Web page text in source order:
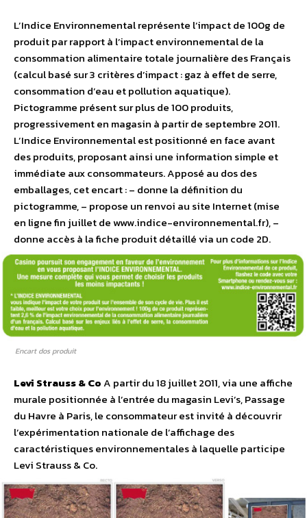
L’Indice Environnemental représente l’impact de 100g de
produit par rapport à l’impact environnemental de la
consommation alimentaire totale journalière des Français
(calcul basé sur 3 critères d’impact : gaz à effet de serre,
consommation d’eau et pollution aquatique).
Pictogramme présent sur plus de 100 produits,
progressivement en magasin à partir de septembre 2011.
L’Indice Environnemental est positionné en face avant
des produits, proposant ainsi une information simple et
immédiate aux consommateurs. Apposé au dos des
emballages, cet encart : – donne la définition du
pictogramme, – propose un renvoi au site Internet (mise
en ligne fin juillet de www.indice-environnemental.fr), –
donne accès à la fiche produit détaillé via un code 2D.
Encart dos produit
Levi Strauss & CoA partir du 18 juillet 2011, via une affiche
murale positionnée à l’entrée du magasin Levi’s, Passage
du Havre à Paris, le consommateur est invité à découvrir
l’expérimentation nationale de l’affichage des
caractéristiques environnementales à laquelle participe
Levi Strauss & Co.